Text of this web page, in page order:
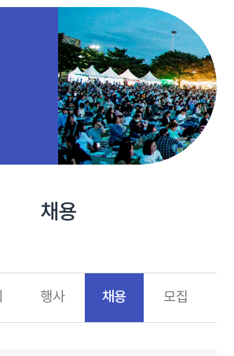
채용
행사 채용 모집